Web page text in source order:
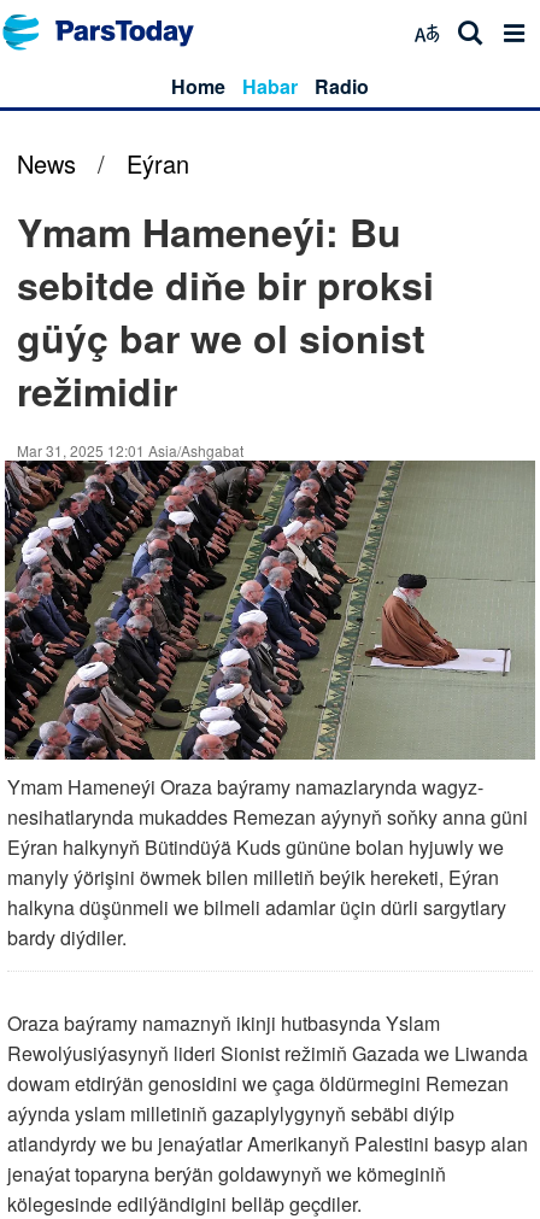
Home Habar Radio
News / Eýran
Ymam Hameneýi: Bu
sebitde diňe bir proksi
güýç bar we ol sionist
režimidir
Mar 31, 2025 12:01 Asia/Ashgabat
Ymam Hameneýi Oraza baýramy namazlarynda wagyz-
nesihatlarynda mukaddes Remezan aýynyň soňky anna güni
Eýran halkynyň Bütindüýä Kuds gününe bolan hyjuwly we
manyly ýörişini öwmek bilen milletiň beýik hereketi, Eýran
halkyna düşünmeli we bilmeli adamlar üçin dürli sargytlary
bardy diýdiler.
Oraza baýramy namaznyň ikinji hutbasynda Yslam
Rewolýusiýasynyň lideri Sionist režimiň Gazada we Liwanda
dowam etdirýän genosidini we çaga öldürmegini Remezan
aýynda yslam milletiniň gazaplylygynyň sebäbi diýip
atlandyrdy we bu jenaýatlar Amerikanyň Palestini basyp alan
jenaýat toparyna berýän goldawynyň we kömeginiň
kölegesinde edilýändigini belläp geçdiler.